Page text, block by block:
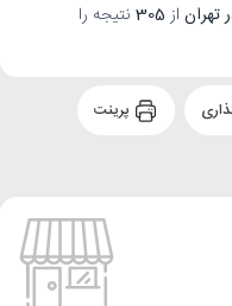
از 305 نتیجه را